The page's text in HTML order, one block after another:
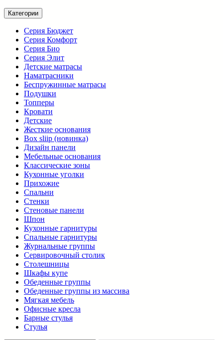
Категории
Серия Бюджет
Серия Комфорт
Серия Био
Серия Элит
Детские матрасы
Наматрасники
Беспружинные матрасы
Подушки
Топперы
Кровати
Детские
Жесткие основания
Box sliip (новинка)
Дизайн панели
Мебельные основания
Классические зоны
Кухонные уголки
Прихожие
Спальни
Стенки
Стеновые панели
Шпон
Кухонные гарнитуры
Спальные гарнитуры
Журнальные группы
Сервировочный столик
Столешницы
Шкафы купе
Обеденные группы
Обеденные группы из массива
Мягкая мебель
Офисные кресла
Барные стулья
Стулья